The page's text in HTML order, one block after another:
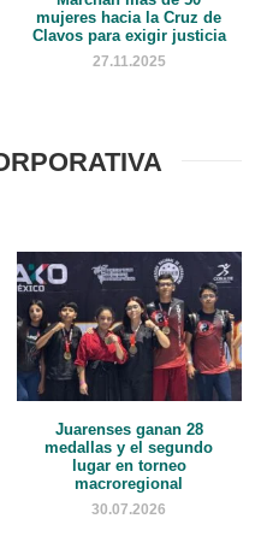
mujeres hacia la Cruz de
Clavos para exigir justicia
27.11.2025
Juarenses ganan 28
medallas y el segundo
lugar en torneo
macroregional
30.07.2026